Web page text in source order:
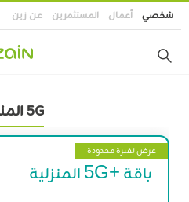
تجاوز
إلى
الرئيسي
شخصي أعمال المستثمرين عن زين
5G المنزلي
باقة +5G المنزلية
عرض لفترة محدودة